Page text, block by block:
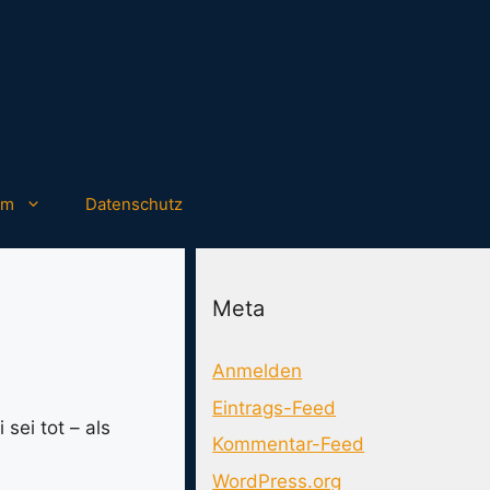
Datenschutz
sei tot – als
Meta
Anmelden
Eintrags-Feed
Kommentar-Feed
WordPress.org